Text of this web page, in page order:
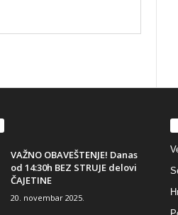
VAŽNO OBAVEŠTENJE! Danas
od 14:30h BEZ STRUJE delovi
ČAJETINE
20. novembar 2025.